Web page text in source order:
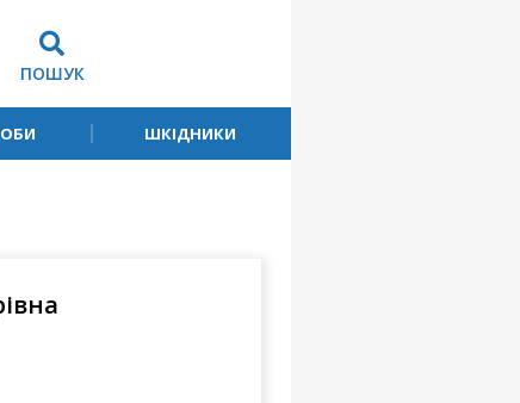
ПОШУК
ШКІДНИКИ